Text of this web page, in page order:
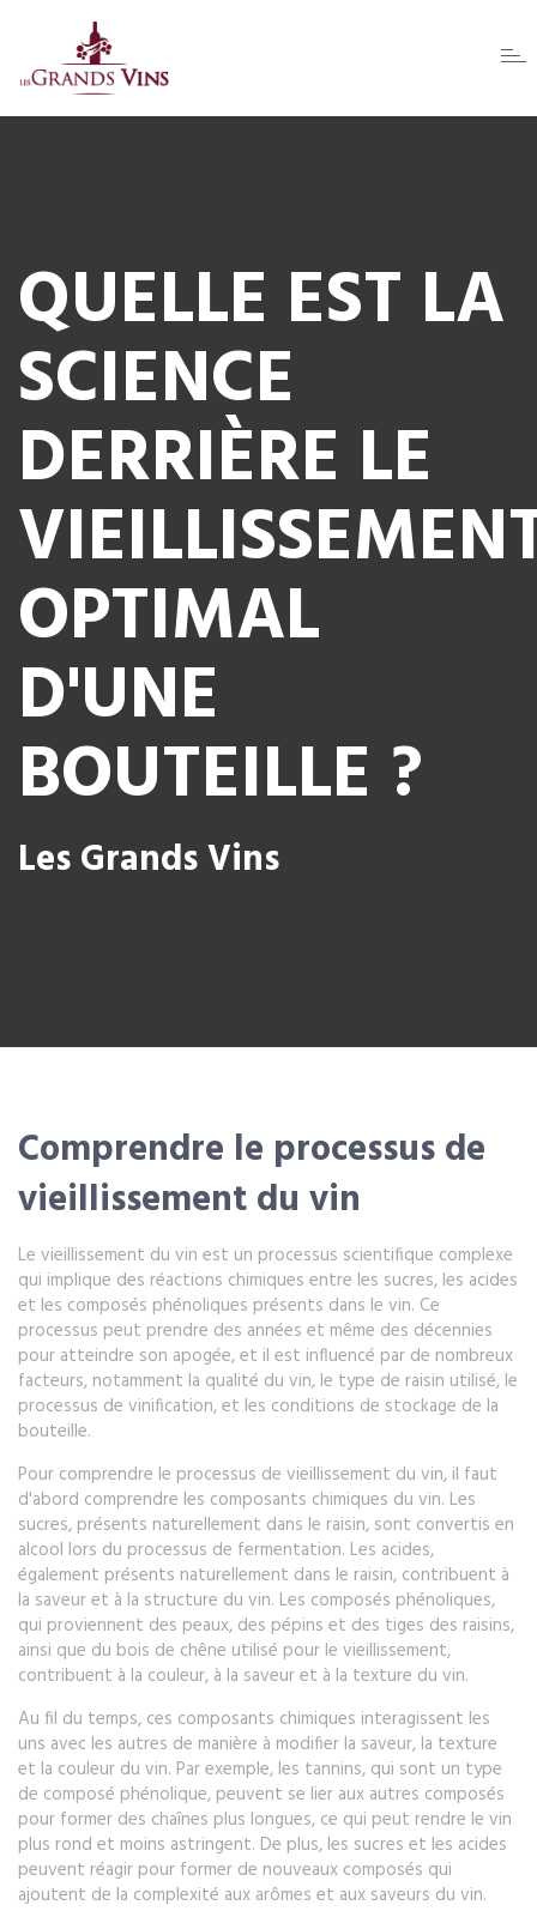
QUELLE EST LA
SCIENCE
DERRIÈRE LE
OPTIMAL
D'UNE
BOUTEILLE ?
Les Grands Vins
Comprendre le processus de
vieillissement du vin
Le vieillissement du vin est un processus scientifique complexe
qui implique des réactions chimiques entre les sucres, les acides
et les composés phénoliques présents dans le vin. Ce
processus peut prendre des années et même des décennies
pour atteindre son apogée, et il est influencé par de nombreux
facteurs, notamment la qualité du vin, le type de raisin utilisé, le
processus de vinification, et les conditions de stockage de la
bouteille.
Pour comprendre le processus de vieillissement du vin, il faut
d'abord comprendre les composants chimiques du vin. Les
sucres, présents naturellement dans le raisin, sont convertis en
alcool lors du processus de fermentation. Les acides,
également présents naturellement dans le raisin, contribuent à
la saveur et à la structure du vin. Les composés phénoliques,
qui proviennent des peaux, des pépins et des tiges des raisins,
ainsi que du bois de chêne utilisé pour le vieillissement,
contribuent à la couleur, à la saveur et à la texture du vin.
Au fil du temps, ces composants chimiques interagissent les
uns avec les autres de manière à modifier la saveur, la texture
et la couleur du vin. Par exemple, les tannins, qui sont un type
de composé phénolique, peuvent se lier aux autres composés
pour former des chaînes plus longues, ce qui peut rendre le vin
plus rond et moins astringent. De plus, les sucres et les acides
peuvent réagir pour former de nouveaux composés qui
ajoutent de la complexité aux arômes et aux saveurs du vin.